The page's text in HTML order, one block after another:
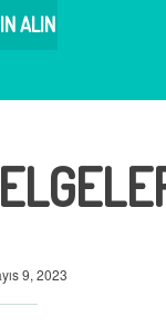
ALIN
9, 2023